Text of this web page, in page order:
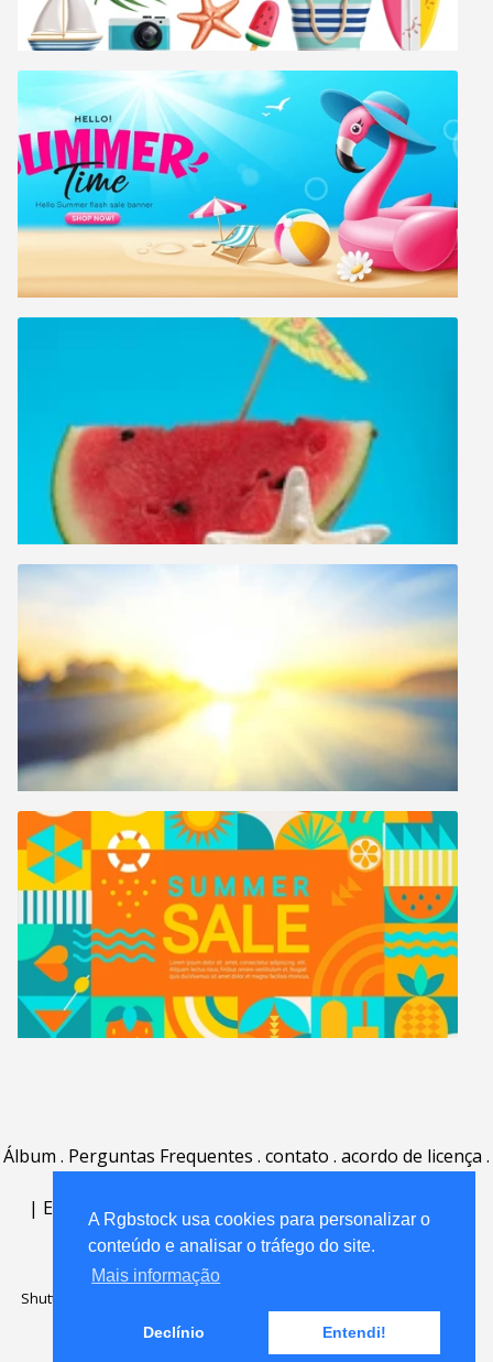
A Rgbstock usa cookies para personalizar o
conteúdo e analisar o tráfego do site.
Mais informação
Declínio Entendi!
Álbum . Perguntas Frequentes . contato . acordo de licença .
| English | Deutsch Español Português
Nederlands|
Shutterstock official partner of Rgbstock
Rgbstock